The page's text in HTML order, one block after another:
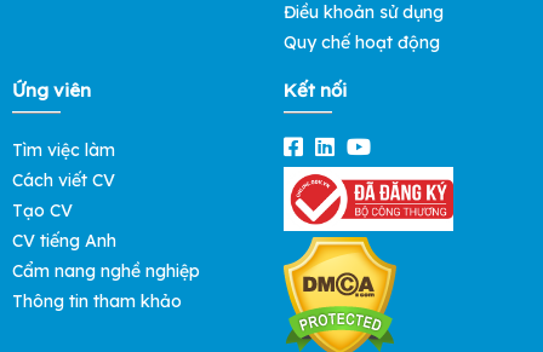
Điều khoản sử dụng
Quy chế hoạt động
Ứng viên
Tìm việc làm
Cách viết CV
Tạo CV
CV tiếng Anh
Cẩm nang nghề nghiệp
Thông tin tham khảo
Kết nối